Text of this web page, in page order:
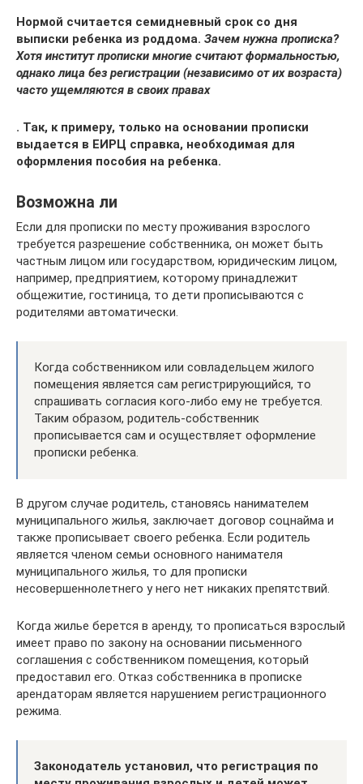
Нормой считается семидневный срок со дня
выписки ребенка из роддома. Зачем нужна прописка?
Хотя институт прописки многие считают формальностью,
однако лица без регистрации (независимо от их возраста)
часто ущемляются в своих правах
. Так, к примеру, только на основании прописки
выдается в ЕИРЦ справка, необходимая для
оформления пособия на ребенка.
Возможна ли
Если для прописки по месту проживания взрослого
требуется разрешение собственника, он может быть
частным лицом или государством, юридическим лицом,
например, предприятием, которому принадлежит
общежитие, гостиница, то дети прописываются с
родителями автоматически.
Когда собственником или совладельцем жилого
помещения является сам регистрирующийся, то
спрашивать согласия кого-либо ему не требуется.
Таким образом, родитель-собственник
прописывается сам и осуществляет оформление
прописки ребенка.
В другом случае родитель, становясь нанимателем
муниципального жилья, заключает договор соцнайма и
также прописывает своего ребенка. Если родитель
является членом семьи основного нанимателя
муниципального жилья, то для прописки
несовершеннолетнего у него нет никаких препятствий.
Когда жилье берется в аренду, то прописаться взрослый
имеет право по закону на основании письменного
соглашения с собственником помещения, который
предоставил его. Отказ собственника в прописке
арендаторам является нарушением регистрационного
режима.
Законодатель установил, что регистрация по